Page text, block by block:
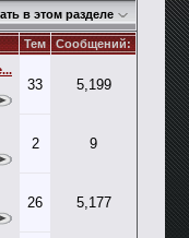
в этом разделе
Тем Сообщений:
33 5,199
2 9
26 5,177